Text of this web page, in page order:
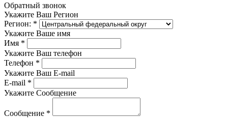
Обратный звонок
Укажите Ваш Регион
Регион: *
Укажите Ваше имя
Имя *
Укажите Ваш телефон
Телефон *
Укажите Ваш E-mail
E-mail *
Укажите Сообщение
Сообщение *